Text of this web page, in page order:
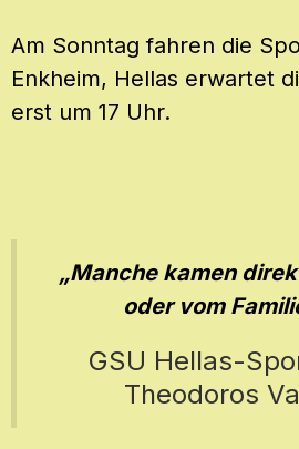
Am Sonntag fahren die
Enkheim, Hellas erwartet
erst um 17 Uhr.
„Manche kamen
oder vom
GSU Hellas-
Theodoros